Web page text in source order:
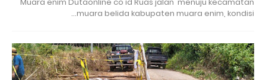
muara belida kabupaten muara enim, kondisi…